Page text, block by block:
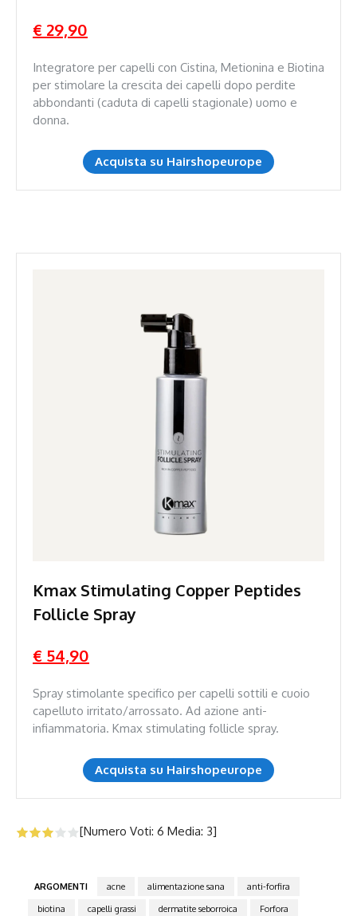
€ 29,90
Integratore per capelli con Cistina, Metionina e Biotina
per stimolare la crescita dei capelli dopo perdite
abbondanti (caduta di capelli stagionale) uomo e
donna.
Acquista su Hairshopeurope
Kmax Stimulating Copper Peptides
Follicle Spray
€ 54,90
Spray stimolante specifico per capelli sottili e cuoio
capelluto irritato/arrossato. Ad azione anti-
infiammatoria. Kmax stimulating follicle spray.
Acquista su Hairshopeurope
[Numero Voti: 6 Media: 3]
ARGOMENTI acne alimentazione sana
anti-forfira
biotina
capelli grassi dermatite seborroica
Forfora